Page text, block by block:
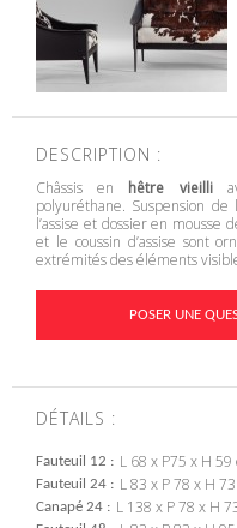
DESCRIPTION :
Châssis en hêtre vieilli
polyuréthane. Suspension de
l’assise et dossier en mousse
et le coussin d’assise sont
extrémités des éléments
POSER UNE
DÉTAILS :
Fauteuil 12 L 68 x P75 x H 59
Fauteuil 24 L 83 x P 78 x H
Canapé 24 L 138 x P 78 x H